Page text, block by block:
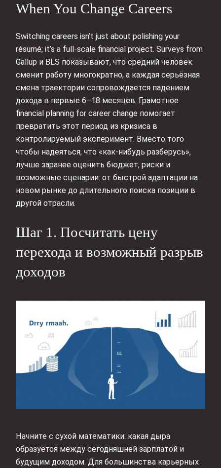
When You Change Careers
Switching careers isn’t just about polishing your
résumé; it’s a full‑scale financial project. Surveys from
Gallup и BLS показывают, что средний человек
сменит работу многократно, а каждая серьёзная
смена траектории сопровождается падением
дохода в первые 6–18 месяцев. Грамотное
financial planning for career change помогает
превратить этот период из кризиса в
контролируемый эксперимент. Вместо того
чтобы надеяться, что «как‑нибудь разберусь»,
лучше заранее оценить бюджет, риски и
возможные сценарии: от быстрой адаптации на
новом рынке до длительного поиска позиции в
другой отрасли.
Шаг 1. Посчитать цену
перехода и возможный разрыв
доходов
Начните с сухой математики: какая дыра
образуется между сегодняшней зарплатой и
будущим доходом. Для большинства карьерных